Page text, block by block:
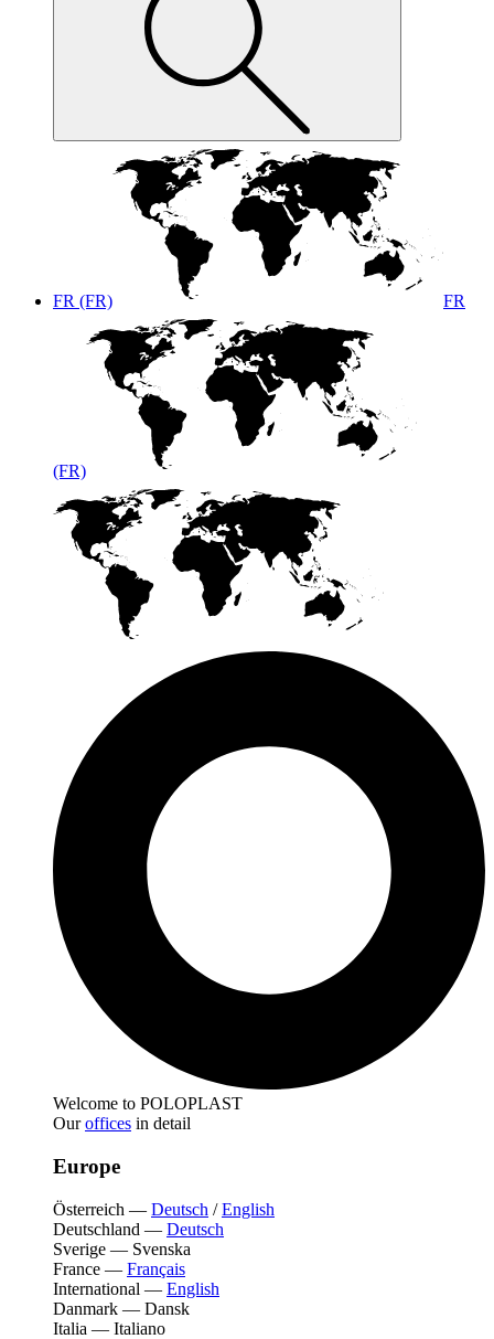
FR (FR) FR
(FR)
Welcome to POLOPLAST
Ouroffices in detail
Europe
Österreich — Deutsch /English
Deutschland — Deutsch
Sverige — Svenska
France — Français
International — English
Danmark — Dansk
Italia — Italiano